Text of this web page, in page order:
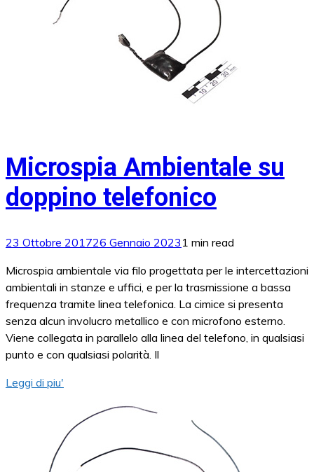
Microspia Ambientale su
doppino telefonico
23 Ottobre 201726 Gennaio 2023 1 min read
Microspia ambientale via filo progettata per le intercettazioni
ambientali in stanze e uffici, e per la trasmissione a bassa
frequenza tramite linea telefonica. La cimice si presenta
senza alcun involucro metallico e con microfono esterno.
Viene collegata in parallelo alla linea del telefono, in qualsiasi
punto e con qualsiasi polarità. Il
Leggi di piu'